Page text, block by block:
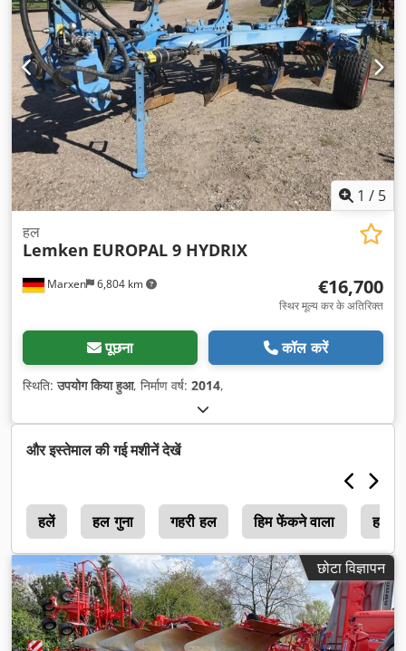
1 / 5
Marxen 6,804 km
हल
Lemken EUROPAL 9 HYDRIX
€16,700
स्थिर मूल्य कर के अतिरिक्त
पूछना कॉल करें
स्थिति:उपयोग किया हुआ, निर्माण वर्ष: 2014,
और इस्तेमाल की गई मशीनें देखें
हलें हल गुना गहरी हल हिम फेंकने वाला हल
छोटा विज्ञापन